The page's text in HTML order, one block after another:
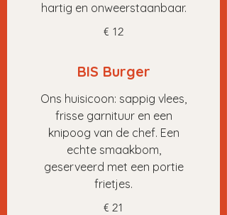
hartig en onweerstaanbaar.
€ 12
BIS Burger
Ons huisicoon: sappig vlees,
frisse garnituur en een
knipoog van de chef. Een
echte smaakbom,
geserveerd met een portie
frietjes.
€ 21